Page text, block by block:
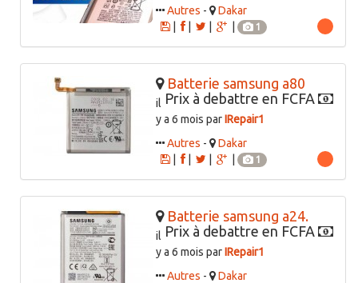
Autres -
Dakar
|
1
Batterie samsung a80
Prix à debattre en FCFA
il
y a 6 mois parIRepair1
Autres -
Dakar
|
1
Batterie samsung a24.
Prix à debattre en FCFA
il
y a 6 mois parIRepair1
Autres -
Dakar